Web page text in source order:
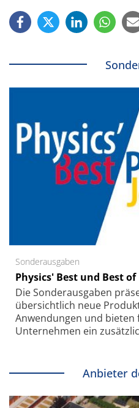
Sonderausgaben
Physics' Best und Best of
Die Sonder­ausgaben
übersichtlich neue
Anwendungen und bieten
Unternehmen ein
Anbieter